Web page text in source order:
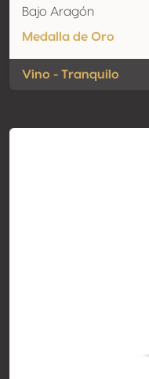
Bajo Aragón
Medalla de Oro
Vino - Tranquilo